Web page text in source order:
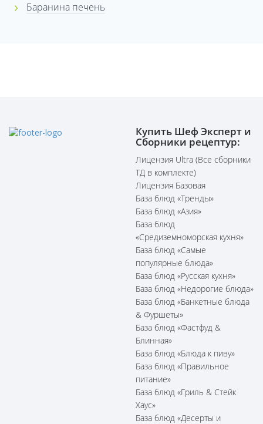
Баранина печень
Купить Шеф Эксперт и
Сборники рецептур:
Лицензия Ultra (Все сборники
ТД в комплекте)
Лицензия Базовая
База блюд «Тренды»
База блюд «Азия»
База блюд
«Средиземноморская кухня»
База блюд «Самые
популярные блюда»
База блюд «Русская кухня»
База блюд «Недорогие блюда»
База блюд «Банкетные блюда
& Фуршеты»
База блюд «Фастфуд &
Блинная»
База блюд «Блюда к пиву»
База блюд «Правильное
питание»
База блюд «Гриль & Стейк
Хаус»
База блюд «Десерты и